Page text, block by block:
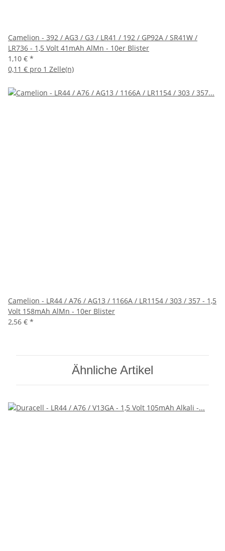
Camelion - 392 / AG3 / G3 / LR41 / 192 / GP92A / SR41W /
LR736 - 1,5 Volt 41mAh AlMn - 10er Blister
1,10 € *
0,11 € pro 1 Zelle(n)
Camelion - LR44 / A76 / AG13 / 1166A / LR1154 / 303 / 357 - 1,5
Volt 158mAh AlMn - 10er Blister
2,56 € *
Ähnliche Artikel